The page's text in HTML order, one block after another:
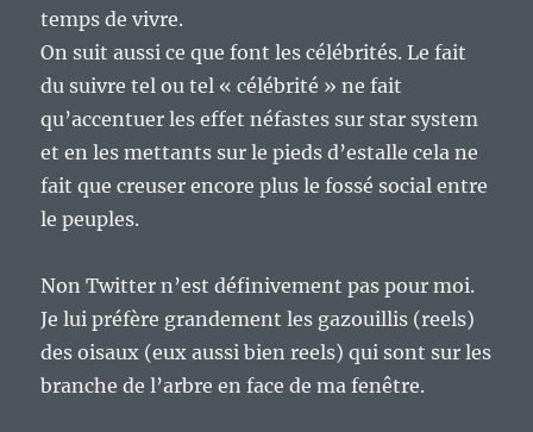
temps de vivre.
On suit aussi ce que font les célébrités. Le fait
du suivre tel ou tel « célébrité » ne fait
qu’accentuer les effet néfastes sur star system
et en les mettants sur le pieds d’estalle cela ne
fait que creuser encore plus le fossé social entre
le peuples.
Non Twitter n’est définivement pas pour moi.
Je lui préfère grandement les gazouillis (reels)
des oisaux (eux aussi bien reels) qui sont sur les
branche de l’arbre en face de ma fenêtre.